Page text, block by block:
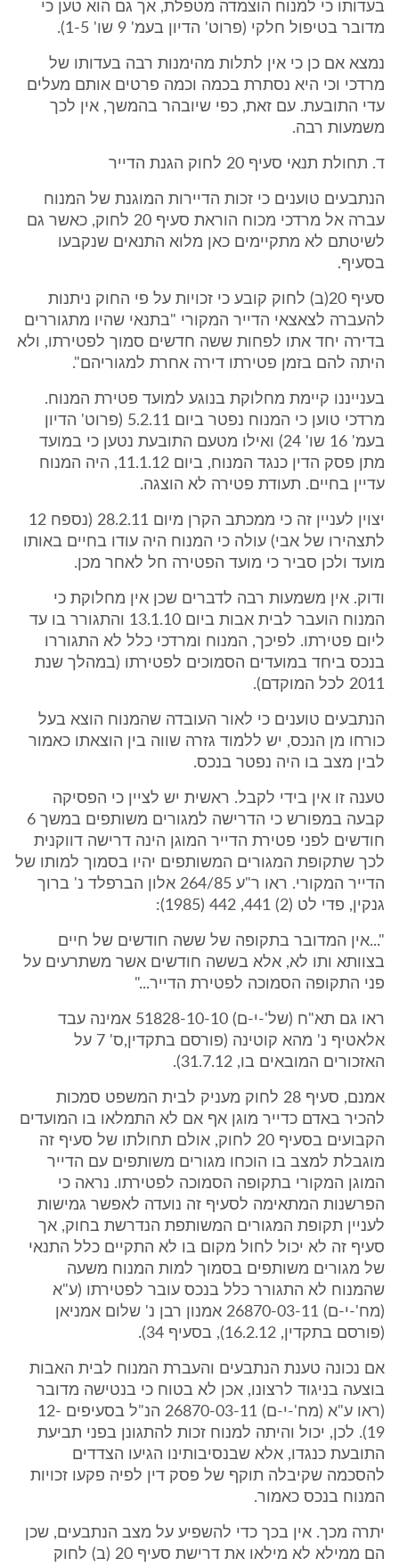
בעדותו כי למנוח הוצמדה מטפלת, אך גם הוא טען כי
מדובר בטיפול חלקי (פרוט' הדיון בעמ' 9 שו' 1-5).
נמצא אם כן כי אין לתלות מהימנות רבה בעדותו של
מרדכי וכי היא נסתרת בכמה וכמה פרטים אותם מעלים
עדי התובעת. עם זאת, כפי שיובהר בהמשך, אין לכך
משמעות רבה.
ד. תחולת תנאי סעיף 20 לחוק הגנת הדייר
הנתבעים טוענים כי זכות הדיירות המוגנת של המנוח
עברה אל מרדכי מכוח הוראת סעיף 20 לחוק, כאשר גם
לשיטתם לא מתקיימים כאן מלוא התנאים שנקבעו
בסעיף.
סעיף 20(ב) לחוק קובע כי זכויות על פי החוק ניתנות
להעברה לצאצאי הדייר המקורי "בתנאי שהיו מתגוררים
בדירה יחד אתו לפחות ששה חדשים סמוך לפטירתו, ולא
היתה להם בזמן פטירתו דירה אחרת למגוריהם".
בענייננו קיימת מחלוקת בנוגע למועד פטירת המנוח.
מרדכי טוען כי המנוח נפטר ביום 5.2.11 (פרוט' הדיון
בעמ' 16 שו' 24) ואילו מטעם התובעת נטען כי במועד
מתן פסק הדין כנגד המנוח, ביום 11.1.12, היה המנוח
עדיין בחיים. תעודת פטירה לא הוצגה.
יצוין לעניין זה כי ממכתב הקרן מיום 28.2.11 (נספח 12
לתצהירו של אבי) עולה כי המנוח היה עודו בחיים באותו
מועד ולכן סביר כי מועד הפטירה חל לאחר מכן.
ודוק. אין משמעות רבה לדברים שכן אין מחלוקת כי
המנוח הועבר לבית אבות ביום 13.1.10 והתגורר בו עד
ליום פטירתו. לפיכך, המנוח ומרדכי כלל לא התגוררו
בנכס ביחד במועדים הסמוכים לפטירתו (במהלך שנת
2011 לכל המוקדם).
הנתבעים טוענים כי לאור העובדה שהמנוח הוצא בעל
כורחו מן הנכס, יש ללמוד גזרה שווה בין הוצאתו כאמור
לבין מצב בו היה נפטר בנכס.
טענה זו אין בידי לקבל. ראשית יש לציין כי הפסיקה
קבעה במפורש כי הדרישה למגורים משותפים במשך 6
חודשים לפני פטירת הדייר המוגן הינה דרישה דווקנית
לכך שתקופת המגורים המשותפים יהיו בסמוך למותו של
הדייר המקורי. ראו ר"ע 264/85 אלון הברפלד נ' ברוך
גנקין, פדי לט (2) 441, 442 (1985):
"...אין המדובר בתקופה של ששה חודשים של חיים
בצוותא ותו לא, אלא בששה חודשים אשר משתרעים על
פני התקופה הסמוכה לפטירת הדייר..."
ראו גם תא"ח (של'-י-ם) 51828-10-10 אמינה עבד
אלאטיף נ' מהא קוטינה (פורסם בתקדין,ס' 7 על
האזכורים המובאים בו, 31.7.12).
אמנם, סעיף 28 לחוק מעניק לבית המשפט סמכות
להכיר באדם כדייר מוגן אף אם לא התמלאו בו המועדים
הקבועים בסעיף 20 לחוק, אולם תחולתו של סעיף זה
מוגבלת למצב בו הוכחו מגורים משותפים עם הדייר
המוגן המקורי בתקופה הסמוכה לפטירתו. נראה כי
הפרשנות המתאימה לסעיף זה נועדה לאפשר גמישות
לעניין תקופת המגורים המשותפת הנדרשת בחוק, אך
סעיף זה לא יכול לחול מקום בו לא התקיים כלל התנאי
של מגורים משותפים בסמוך למות המנוח משעה
שהמנוח לא התגורר כלל בנכס עובר לפטירתו (ע"א
(מח'-י-ם) 26870-03-11 אמנון רבן נ' שלום אמניאן
(פורסם בתקדין, 16.2.12), בסעיף 34).
אם נכונה טענת הנתבעים והעברת המנוח לבית האבות
בוצעה בניגוד לרצונו, אכן לא בטוח כי בנטישה מדובר
(ראו ע"א (מח'-י-ם) 26870-03-11 הנ"ל בסעיפים 12-
19). לכן, יכול והיתה למנוח זכות להתגונן בפני תביעת
התובעת כנגדו, אלא שבנסיבותינו הגיעו הצדדים
להסכמה שקיבלה תוקף של פסק דין לפיה פקעו זכויות
המנוח בנכס כאמור.
יתרה מכך. אין בכך כדי להשפיע על מצב הנתבעים, שכן
הם ממילא לא מילאו את דרישת סעיף 20 (ב) לחוק